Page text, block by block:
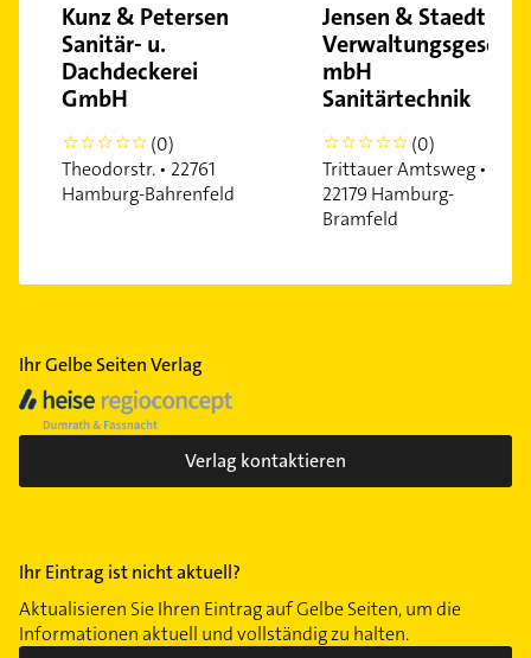
Kunz & Petersen
Sanitär- u.
Dachdeckerei
GmbH
0
(0)
Theodorstr. • 22761
Hamburg-Bahrenfeld
Jensen & Staedt
mbH
Sanitärtechnik
0
(0)
Trittauer Amtsweg •
22179 Hamburg-
Bramfeld
Ihr Gelbe Seiten Verlag
Verlag kontaktieren
Ihr Eintrag ist nicht aktuell?
Aktualisieren Sie Ihren Eintrag auf Gelbe Seiten, um die
Informationen aktuell und vollständig zu halten.